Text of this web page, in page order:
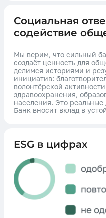
Социальная
содействие
Мы верим, что сильный
создаёт ценность для
делимся историями и
инициатив:
волонтёрской
здравоохранения,
населения. Это реальные
Банк вносит вклад в
ESG в цифрах